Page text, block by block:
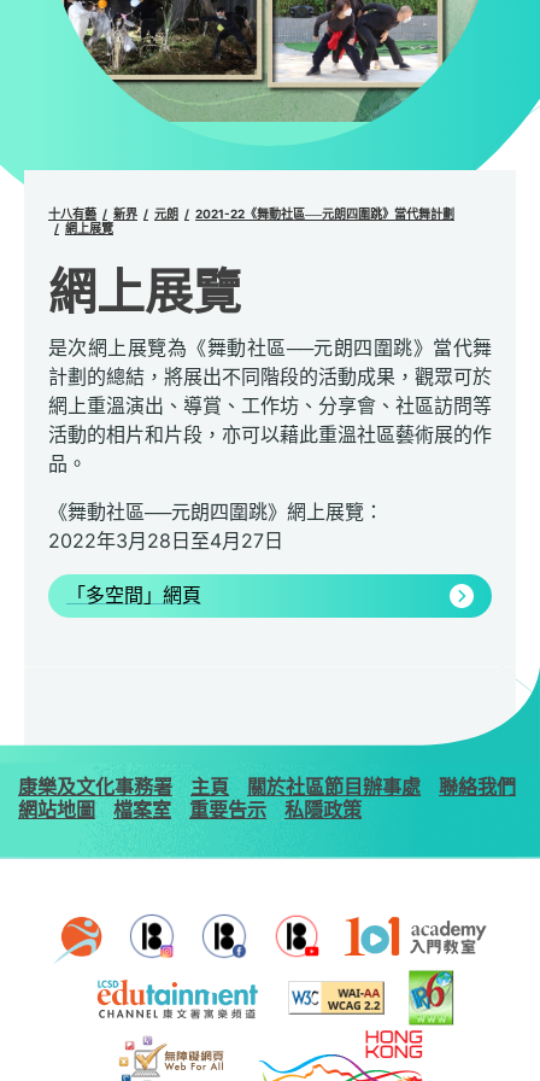
十八有藝 新界 元朗
2021-22《舞動社區──元朗四圍跳》當代舞計劃
網上展覽
網上展覽
是次網上展覽為《舞動社區──元朗四圍跳》當代舞
計劃的總結，將展出不同階段的活動成果，觀眾可於
網上重溫演出、導賞、工作坊、分享會、社區訪問等
活動的相片和片段，亦可以藉此重溫社區藝術展的作
品。
《舞動社區──元朗四圍跳》網上展覽：
2022年3月28日至4月27日
「多空間」網頁
康樂及文化事務署 主頁 關於社區節目辦事處
聯絡我們
網站地圖
檔案室 重要告示 私隱政策